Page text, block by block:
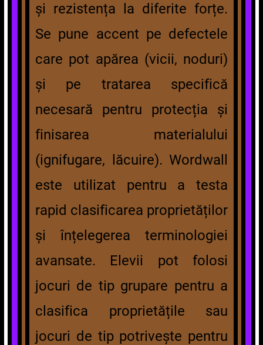
și rezistența la diferite forțe.
Se pune accent pe defectele
care pot apărea (vicii, noduri)
și pe tratarea specifică
necesară pentru protecția și
finisarea materialului
(ignifugare, lăcuire). Wordwall
este utilizat pentru a testa
rapid clasificarea proprietăților
și înțelegerea terminologiei
avansate. Elevii pot folosi
jocuri de tip grupare pentru a
clasifica proprietățile sau
jocuri de tip potrivește pentru